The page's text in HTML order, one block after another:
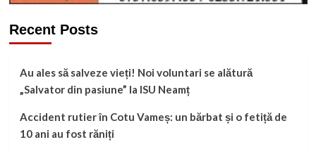
Recent Posts
Au ales să salveze vieți! Noi voluntari se alătură
„Salvator din pasiune” la ISU Neamț
Accident rutier în Cotu Vameș: un bărbat și o fetiță de
10 ani au fost răniți